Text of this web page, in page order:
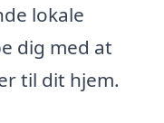
lokale
dig med at
til dit hjem.